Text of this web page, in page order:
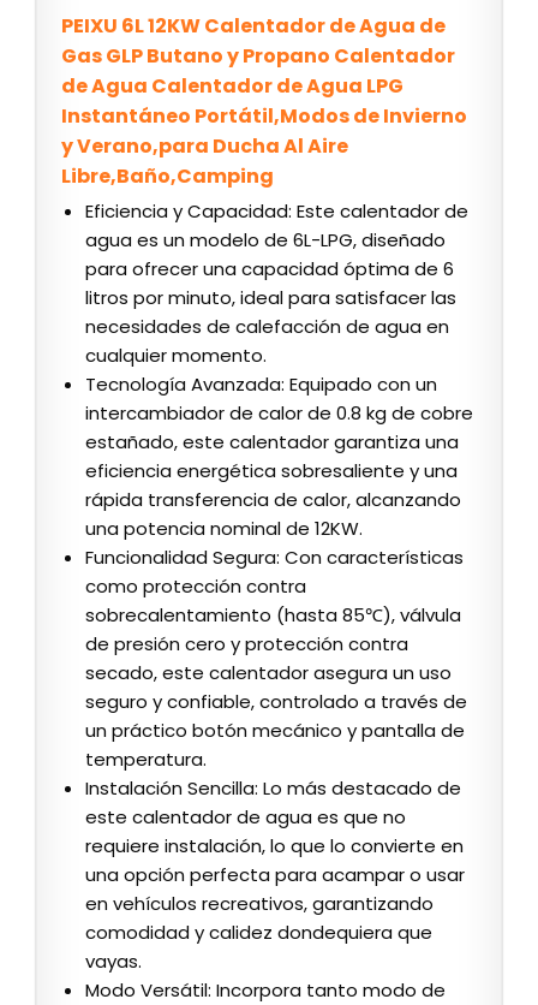
PEIXU 6L 12KW Calentador de Agua de
Gas GLP Butano y Propano Calentador
de Agua Calentador de Agua LPG
Instantáneo Portátil,Modos de Invierno
y Verano,para Ducha Al Aire
Libre,Baño,Camping
Eficiencia y Capacidad: Este calentador de
agua es un modelo de 6L-LPG, diseñado
para ofrecer una capacidad óptima de 6
litros por minuto, ideal para satisfacer las
necesidades de calefacción de agua en
cualquier momento.
Tecnología Avanzada: Equipado con un
intercambiador de calor de 0.8 kg de cobre
estañado, este calentador garantiza una
eficiencia energética sobresaliente y una
rápida transferencia de calor, alcanzando
una potencia nominal de 12KW.
Funcionalidad Segura: Con características
como protección contra
sobrecalentamiento (hasta 85℃), válvula
de presión cero y protección contra
secado, este calentador asegura un uso
seguro y confiable, controlado a través de
un práctico botón mecánico y pantalla de
temperatura.
Instalación Sencilla: Lo más destacado de
este calentador de agua es que no
requiere instalación, lo que lo convierte en
una opción perfecta para acampar o usar
en vehículos recreativos, garantizando
comodidad y calidez dondequiera que
vayas.
Modo Versátil: Incorpora tanto modo de